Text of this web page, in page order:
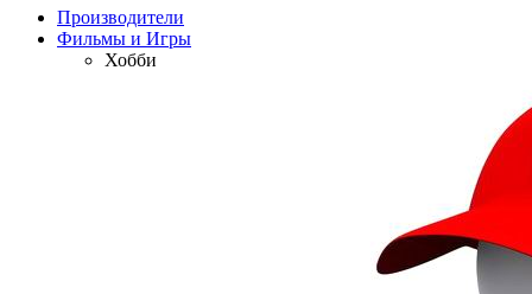
Производители
Фильмы и Игры
Хобби